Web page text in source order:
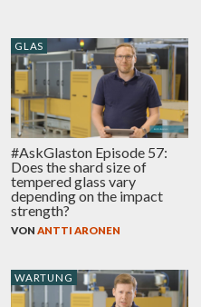
GLAS
#AskGlaston Episode 57:
Does the shard size of
tempered glass vary
depending on the impact
strength?
VON ANTTI ARONEN
WARTUNG